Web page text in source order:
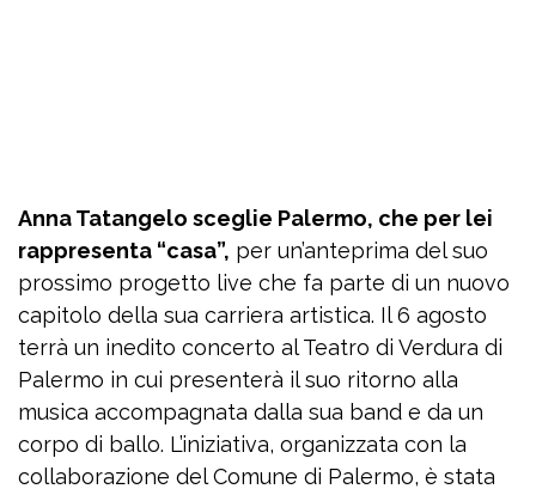
Anna Tatangelo sceglie Palermo, che per lei
rappresenta “casa”, per un’anteprima del suo
prossimo progetto live che fa parte di un nuovo
capitolo della sua carriera artistica. Il 6 agosto
terrà un inedito concerto al Teatro di Verdura di
Palermo in cui presenterà il suo ritorno alla
musica accompagnata dalla sua band e da un
corpo di ballo. L’iniziativa, organizzata con la
collaborazione del Comune di Palermo, è stata